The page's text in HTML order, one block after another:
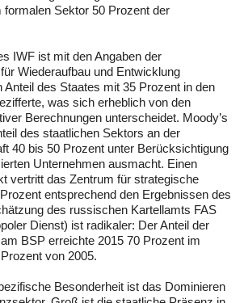
formalen Sektor 50 Prozent der
IWF ist mit den Angaben der
Wiederaufbau und Entwicklung
Anteil des Staates mit 35 Prozent in den
was sich erheblich von den
Berechnungen unterscheidet. Moody’s
des staatlichen Sektors an der
40 bis 50 Prozent unter Berücksichtigung
Unternehmen ausmacht. Einen
vertritt das Zentrum für strategische
entsprechend den Ergebnissen des
des russischen Kartellamts FAS
Dienst) ist radikaler: Der Anteil der
BSP erreichte 2015 70 Prozent im
von 2005.
Besonderheit ist das Dominieren